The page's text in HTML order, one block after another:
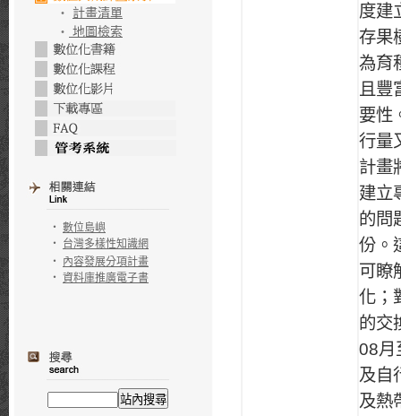
‧ 計畫清單
‧ 地圖檢索
‧ 數位島嶼
‧ 台灣多樣性知識網
‧ 內容發展分項計畫
‧ 資料庫推廣電子書
度建
存果
為育
且豐
要性
行量
計畫
建立
的問
份。
可瞭
化；
的交
08月
及自
及熱